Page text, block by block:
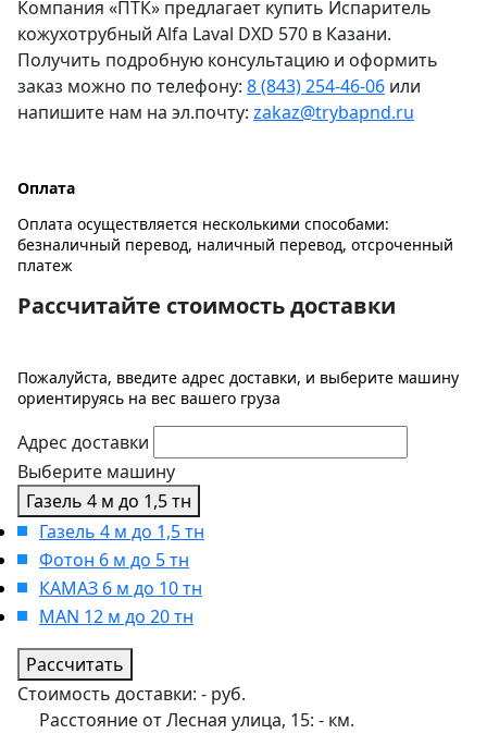
Компания «ПТК» предлагает купить Испаритель
кожухотрубный Alfa Laval DXD 570 в Казани.
Получить подробную консультацию и оформить
заказ можно по телефону: 8 (843) 254-46-06 или
напишите нам на эл.почту: zakaz@trybapnd.ru
Оплата
Оплата осуществляется несколькими способами:
безналичный перевод, наличный перевод, отсроченный
платеж
Рассчитайте стоимость доставки
Пожалуйста, введите адрес доставки, и выберите машину
ориентируясь на вес вашего груза
Адрес доставки
Выберите машину
Газель 4 м до 1,5 тн
Газель 4 м до 1,5 тн
Фотон 6 м до 5 тн
КАМАЗ 6 м до 10 тн
MAN 12 м до 20 тн
Рассчитать
Стоимость доставки: - руб.
Расстояние от Лесная улица, 15: - км.